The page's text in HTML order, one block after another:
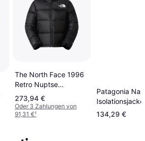
The North Face 1996
Retro Nuptse
Daunenjacke -
Schwarz
273,94 €
Oder 3 Zahlungen von
91,31 €¹
Patagonia
Schwarz
134,29 €